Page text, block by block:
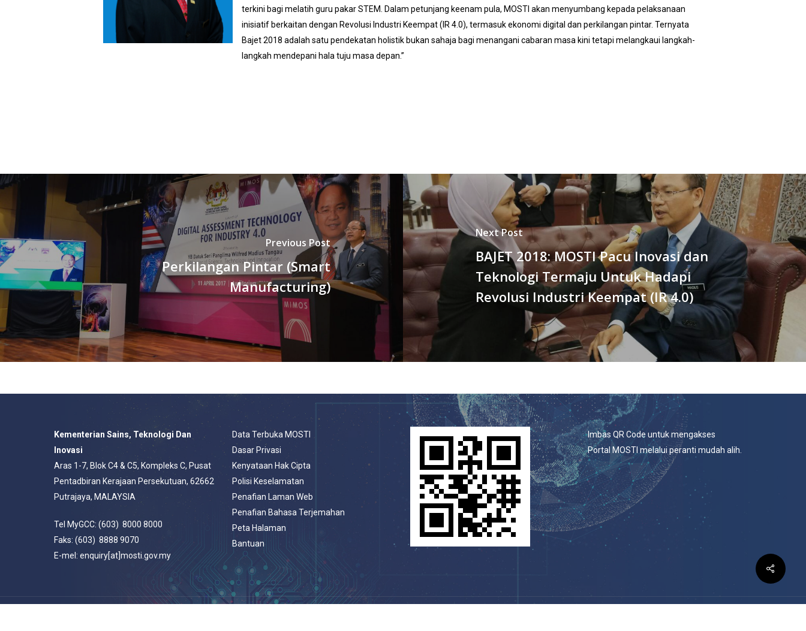
terkini bagi melatih guru pakar STEM. Dalam petunjang keenam pula, MOSTI akan menyumbang kepada pelaksanaan
inisiatif berkaitan dengan Revolusi Industri Keempat (IR 4.0), termasuk ekonomi digital dan perkilangan pintar. Ternyata
Bajet 2018 adalah satu pendekatan holistik bukan sahaja bagi menangani cabaran masa kini tetapi melangkaui langkah-
langkah mendepani hala tuju masa depan.”
Previous Post
Perkilangan Pintar (Smart
Manufacturing)
Next Post
BAJET 2018: MOSTI Pacu Inovasi dan
Teknologi Termaju Untuk Hadapi
Revolusi Industri Keempat (IR 4.0)
Kementerian Sains, Teknologi Dan
Inovasi
Aras 1-7, Blok C4 & C5, Kompleks C, Pusat
Pentadbiran Kerajaan Persekutuan, 62662
Putrajaya, MALAYSIA
Tel MyGCC: (603) 8000 8000
Faks: (603) 8888 9070
E-mel: enquiry[at]mosti.gov.my
Data Terbuka MOSTI
Dasar Privasi
Kenyataan Hak Cipta
Polisi Keselamatan
Penafian Laman Web
Penafian Bahasa Terjemahan
Peta Halaman
Bantuan
Imbas QR Code untuk mengakses
Portal MOSTI melalui peranti mudah alih.